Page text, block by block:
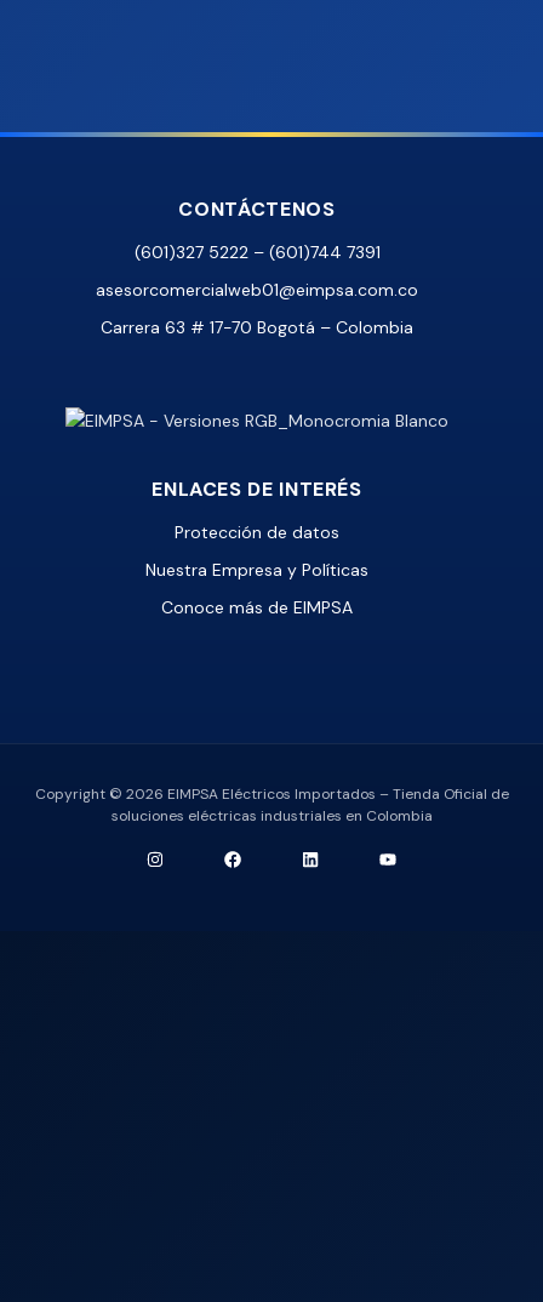
CONTÁCTENOS
(601)327 5222 – (601)744 7391
asesorcomercialweb01@eimpsa.com.co
Carrera 63 # 17-70 Bogotá – Colombia
ENLACES DE INTERÉS
Protección de datos
Nuestra Empresa y Políticas
Conoce más de EIMPSA
Copyright © 2026 EIMPSA Eléctricos Importados – Tienda Oficial de
soluciones eléctricas industriales en Colombia